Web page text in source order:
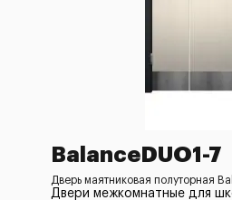
BalanceDUO1-7
Дверь маятниковая полуторная
Двери межкомнатные для